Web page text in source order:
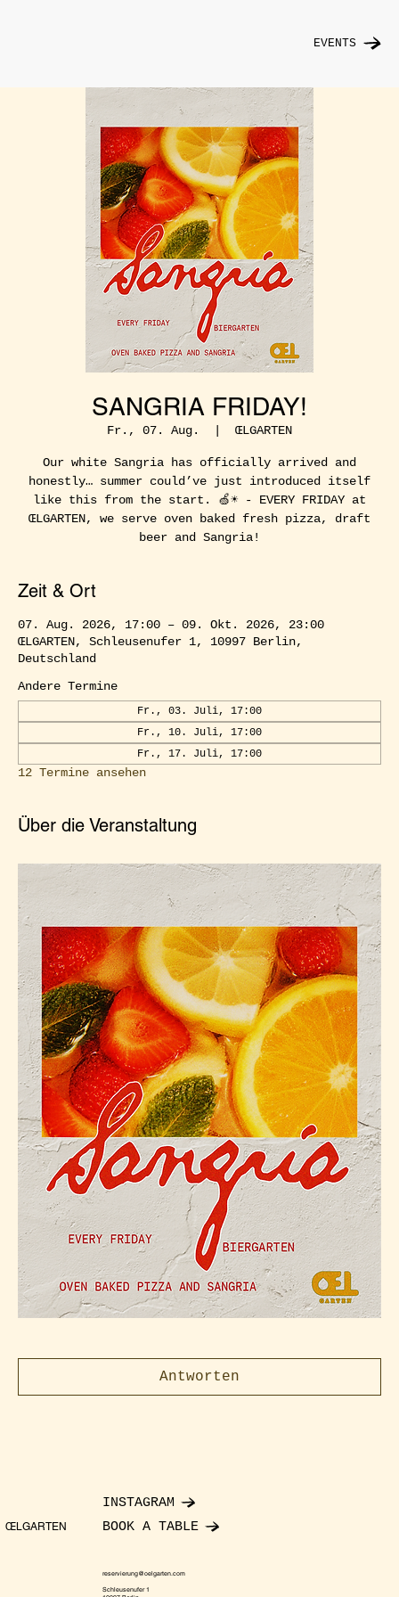
EVENTS
SANGRIA FRIDAY!
Fr., 07. Aug.
  |
ŒLGARTEN
Our white Sangria has officially arrived and
honestly… summer could’ve just introduced itself
like this from the start. 🍏☀️ - EVERY FRIDAY at
ŒLGARTEN, we serve oven baked fresh pizza, draft
beer and Sangria!
Zeit & Ort
07. Aug. 2026, 17:00 – 09. Okt. 2026, 23:00
ŒLGARTEN, Schleusenufer 1, 10997 Berlin,
Deutschland
Andere Termine
Fr., 03. Juli, 17:00
Fr., 10. Juli, 17:00
Fr., 17. Juli, 17:00
12 Termine ansehen
Über die Veranstaltung
Antworten
ŒLGARTEN
INSTAGRAM
BOOK A TABLE
reservierung@oelgarten.com
Schleusenufer 1